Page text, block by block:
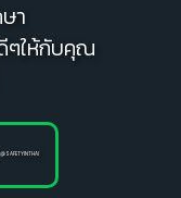
า
ๆให้กับคุณ
@SAFETYINTHAI